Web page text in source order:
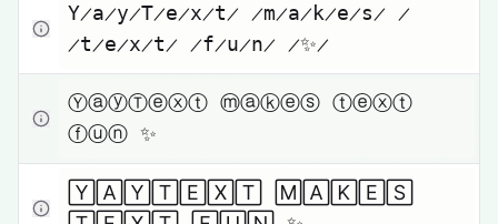
Y̷a̷y̷T̷e̷x̷t̷ ̷m̷a̷k̷e̷s̷
̷t̷e̷x̷t̷ ̷f̷u̷n̷ ̷✨̷
ⓎⓐⓨⓉⓔⓧⓣ ⓜⓐⓚⓔⓢ ⓣⓔⓧⓣ
ⓕⓤⓝ ✨
Zum Kopieren klicken
🅈🄰🅈🅃🄴🅇🅃 🄼🄰🄺🄴🅂
Zum Kopieren klicken